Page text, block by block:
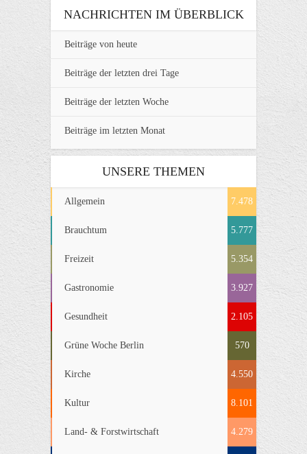
NACHRICHTEN IM ÜBERBLICK
Beiträge von heute
Beiträge der letzten drei Tage
Beiträge der letzten Woche
Beiträge im letzten Monat
UNSERE THEMEN
Allgemein 7.478
Brauchtum 5.777
Freizeit 5.354
Gastronomie 3.927
Gesundheit 2.105
Grüne Woche Berlin 570
Kirche 4.550
Kultur 8.101
Land- & Forstwirtschaft 4.279